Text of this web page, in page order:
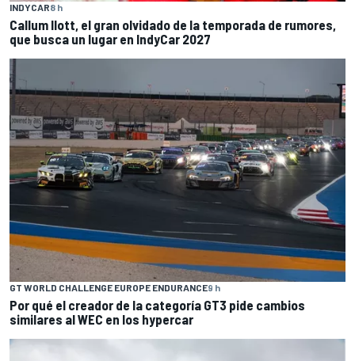
INDYCAR8 h
Callum Ilott, el gran olvidado de la temporada de rumores,
que busca un lugar en IndyCar 2027
GT WORLD CHALLENGE EUROPE ENDURANCE9 h
Por qué el creador de la categoría GT3 pide cambios
similares al WEC en los hypercar